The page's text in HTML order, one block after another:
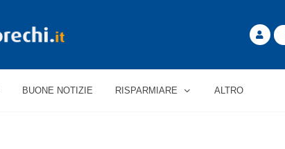
BUONE NOTIZIE RISPARMIARE ALTRO